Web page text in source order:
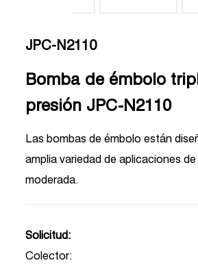
JPC-N2110
Bomba de émbolo
presión JPC-N2110
Las bombas de émbolo están
amplia variedad de aplicaciones
moderada.
Solicitud:
Colector: